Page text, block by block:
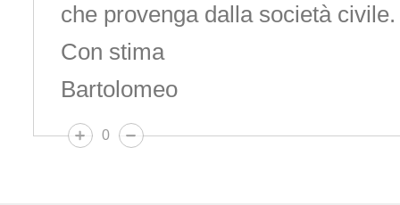
che provenga dalla società civile.
Con stima
Bartolomeo
0